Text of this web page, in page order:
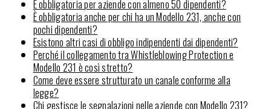
È obbligatoria per aziende con almeno 50 dipendenti?
È obbligatoria anche per chi ha un Modello 231, anche con
pochi dipendenti?
Esistono altri casi di obbligo indipendenti dai dipendenti?
Perché il collegamento tra Whistleblowing Protection e
Modello 231 è così stretto?
Come deve essere strutturato un canale conforme alla
legge?
Chi gestisce le segnalazioni nelle aziende con Modello 231?